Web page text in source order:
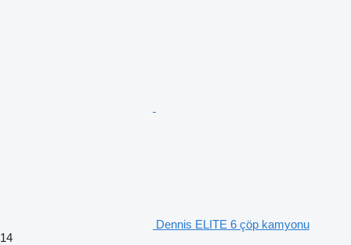
Dennis ELITE 6 çöp kamyonu
14